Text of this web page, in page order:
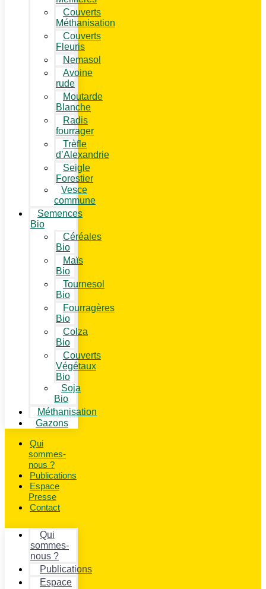
Couverts
Méthanisation
Couverts
Fleuris
Nemasol
Avoine
rude
Moutarde
Blanche
Radis
fourrager
Trèfle
d’Alexandrie
Seigle
Forestier
Vesce
commune
Semences
Bio
Céréales
Bio
Maïs
Bio
Tournesol
Bio
Fourragères
Bio
Colza
Bio
Couverts
Végétaux
Bio
Soja
Bio
Méthanisation
Gazons
Qui
sommes-
nous ?
Publications
Espace
Presse
Contact
Qui
sommes-
nous ?
Publications
Espace